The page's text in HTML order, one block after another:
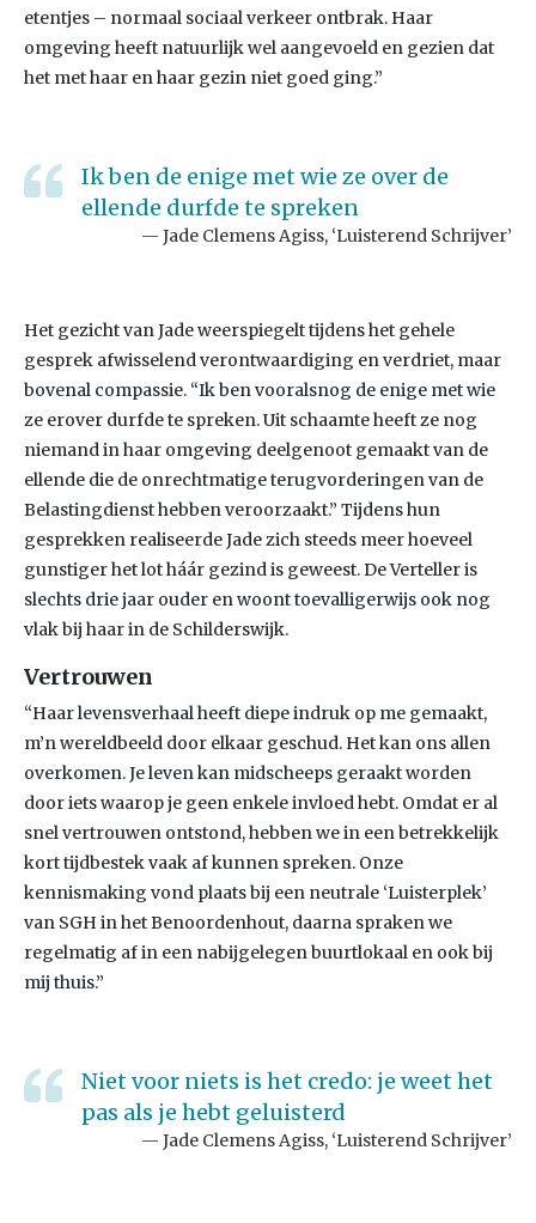
etentjes – normaal sociaal verkeer ontbrak. Haar
omgeving heeft natuurlijk wel aangevoeld en gezien dat
het met haar en haar gezin niet goed ging.”
Ik ben de enige met wie ze over de
ellende durfde te spreken
Jade Clemens Agiss, ‘Luisterend Schrijver’
Het gezicht van Jade weerspiegelt tijdens het gehele
gesprek afwisselend verontwaardiging en verdriet, maar
bovenal compassie. “Ik ben vooralsnog de enige met wie
ze erover durfde te spreken. Uit schaamte heeft ze nog
niemand in haar omgeving deelgenoot gemaakt van de
ellende die de onrechtmatige terugvorderingen van de
Belastingdienst hebben veroorzaakt.” Tijdens hun
gesprekken realiseerde Jade zich steeds meer hoeveel
gunstiger het lot háár gezind is geweest. De Verteller is
slechts drie jaar ouder en woont toevalligerwijs ook nog
vlak bij haar in de Schilderswijk.
Vertrouwen
“Haar levensverhaal heeft diepe indruk op me gemaakt,
m’n wereldbeeld door elkaar geschud. Het kan ons allen
overkomen. Je leven kan midscheeps geraakt worden
door iets waarop je geen enkele invloed hebt. Omdat er al
snel vertrouwen ontstond, hebben we in een betrekkelijk
kort tijdbestek vaak af kunnen spreken. Onze
kennismaking vond plaats bij een neutrale ‘Luisterplek’
van SGH in het Benoordenhout, daarna spraken we
regelmatig af in een nabijgelegen buurtlokaal en ook bij
mij thuis.”
Niet voor niets is het credo: je weet het
pas als je hebt geluisterd
Jade Clemens Agiss, ‘Luisterend Schrijver’